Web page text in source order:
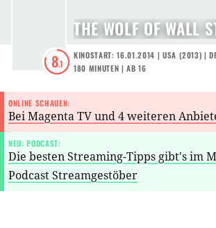
8.1
THE WOLF OF WALL
KINOSTART: 16.01.2014 | USA (2013) |
180 MINUTEN |AB 16
ONLINE SCHAUEN:
Bei Magenta TV und 4 weiteren
NEU: PODCAST:
Die besten Streaming-Tipps gibt's im
Podcast Streamgestöber